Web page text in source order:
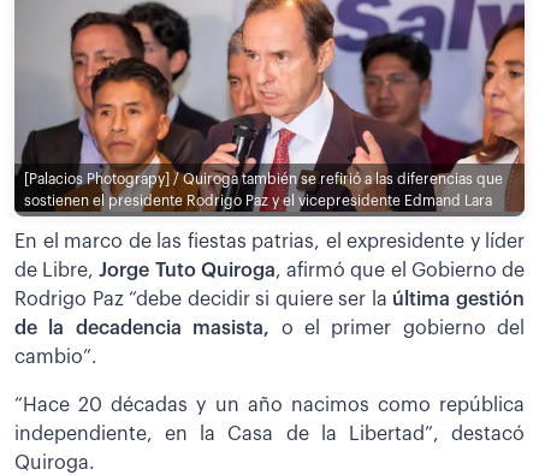
[Palacios Photograpy] / Quiroga también se refirió a las diferencias que
sostienen el presidente Rodrigo Paz y el vicepresidente Edmand Lara
En el marco de las fiestas patrias, el expresidente y líder
de Libre,Jorge Tuto Quiroga, afirmó que el Gobierno de
Rodrigo Paz “debe decidir si quiere ser la última gestión
de la decadencia masista, o el primer gobierno del
cambio”.
“Hace 20 décadas y un año nacimos como república
independiente, en la Casa de la Libertad”, destacó
Quiroga.